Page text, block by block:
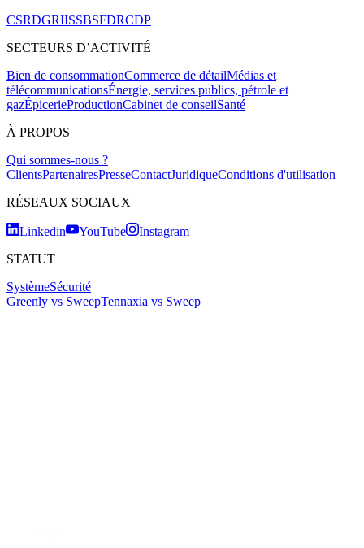
CSRDGRIISSBSFDRCDP
SECTEURS D’ACTIVITÉ
Bien de consommationCommerce de détailMédias et
télécommunicationsÉnergie, services publics, pétrole et
gazÉpicerieProductionCabinet de conseilSanté
À PROPOS
Qui sommes-nous ?
ClientsPartenairesPresseContactJuridiqueConditions d'utilisation
RÉSEAUX SOCIAUX
Linkedin YouTube
Instagram
STATUT
SystèmeSécurité
Greenly vs SweepTennaxia vs Sweep